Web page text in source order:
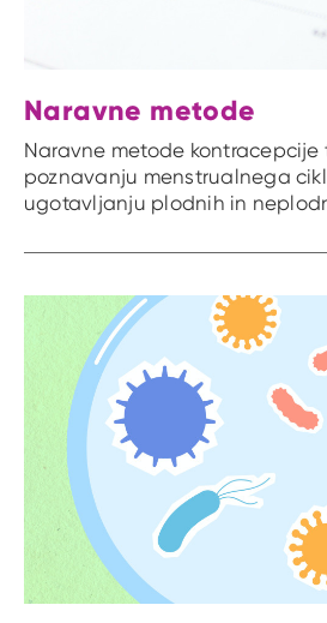
Naravne metode
Naravne metode kontracepcije
poznavanju menstrualnega
ugotavljanju plodnih in